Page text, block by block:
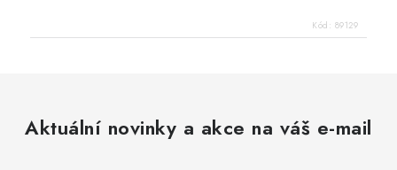
Kód: 89129
Aktuální novinky a akce na váš e-mail